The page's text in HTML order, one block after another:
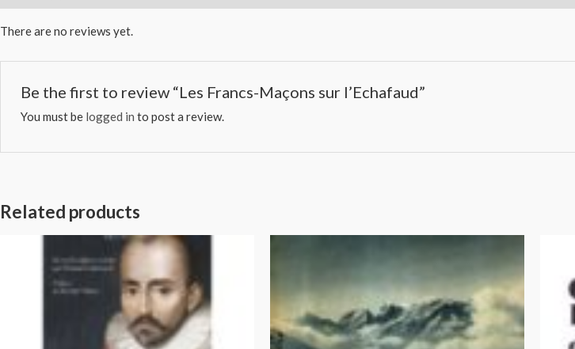
There are no reviews yet.
Be the first to review “Les Francs-Maçons sur l’Echafaud”
You must be logged in to post a review.
Related products